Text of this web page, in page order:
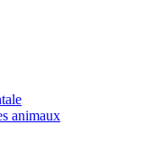
animaux